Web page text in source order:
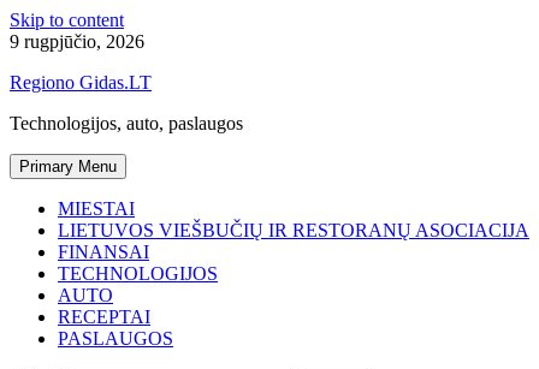
Skip to content
9 rugpjūčio, 2026
Regiono Gidas.LT
Technologijos, auto, paslaugos
Primary Menu
MIESTAI
LIETUVOS VIEŠBUČIŲ IR RESTORANŲ ASOCIACIJA
FINANSAI
TECHNOLOGIJOS
AUTO
RECEPTAI
PASLAUGOS